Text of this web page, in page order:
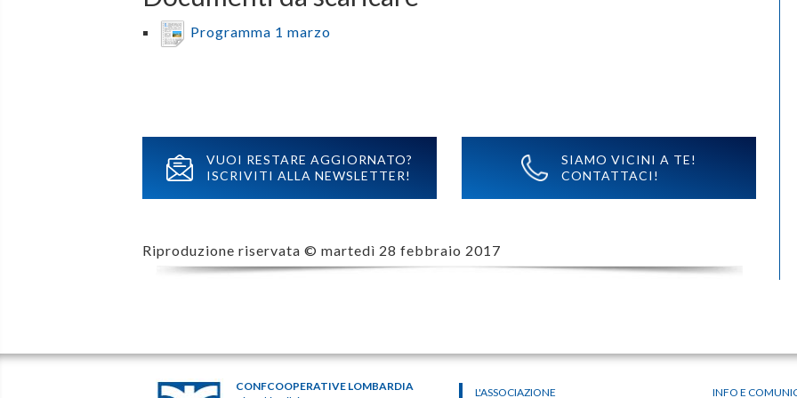
Programma 1 marzo
VUOI RESTARE AGGIORNATO?
ISCRIVITI ALLA NEWSLETTER!
SIAMO VICINI A TE!
CONTATTACI!
Riproduzione riservata © martedì 28 febbraio 2017
L'ASSOCIAZIONE INFO E
CONFCOOPERATIVE LOMBARDIA